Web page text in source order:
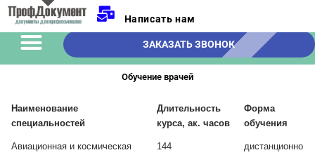
Написать нам
ЗАКАЗАТЬ ЗВОНОК
Обучение врачей
Наименование
специальностей
Длительность
курса, ак. часов
Форма
обучения
Авиационная и космическая
144 дистанционно